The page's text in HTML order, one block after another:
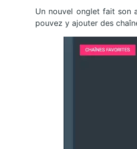
Un nouvel onglet fait son
pouvez y ajouter des